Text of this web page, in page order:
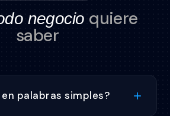
negocio quiere
saber
en palabras simples?